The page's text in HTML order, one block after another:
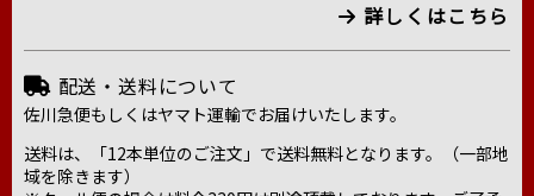
詳しくはこちら
配送・送料について
佐川急便もしくはヤマト運輸でお届けいたします。
送料は、「12本単位のご注文」で送料無料となります。（一部地
域を除きます）